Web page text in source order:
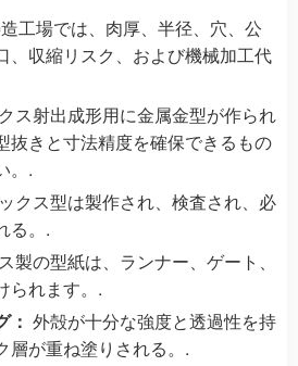
工場では、肉厚、半径、穴、公
、収縮リスク、および機械加工代
ス射出成形用に金属金型が作られ
抜きと寸法精度を確保できるもの
。.
クス型は製作され、検査され、必
る。.
製の型紙は、ランナー、ゲート、
られます。.
： 外殻が十分な強度と透過性を持
層が重ね塗りされる。.